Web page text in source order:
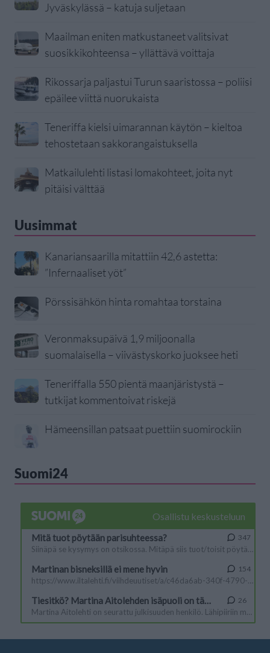
Jyväskylässä – katuja suljetaan
Maailman eniten matkustaneet valitsivat
suosikkikohteensa – yllättävä voittaja
Rikossarja paljastui Turun saaristossa – poliisi
epäilee viittä nuorukaista
Teneriffa kielsi uimarannan käytön – kieltoa
tehostetaan sakkorangaistuksella
Matkailulehti listasi lomakohteet, joita nyt
pitäisi välttää
Uusimmat
Kanariansaarilla mitattiin 42,6 astetta:
”Infernaaliset yöt”
Pörssisähkön hinta romahtaa torstaina
Veronmaksupäivä 1,9 miljoonalla
suomalaisella – viivästyskorko juoksee heti
Teneriffalla 550 pientä maanjäristystä –
tutkijat kommentoivat riskejä
Hämeensillan patsaat puettiin suomirockiin
Suomi24